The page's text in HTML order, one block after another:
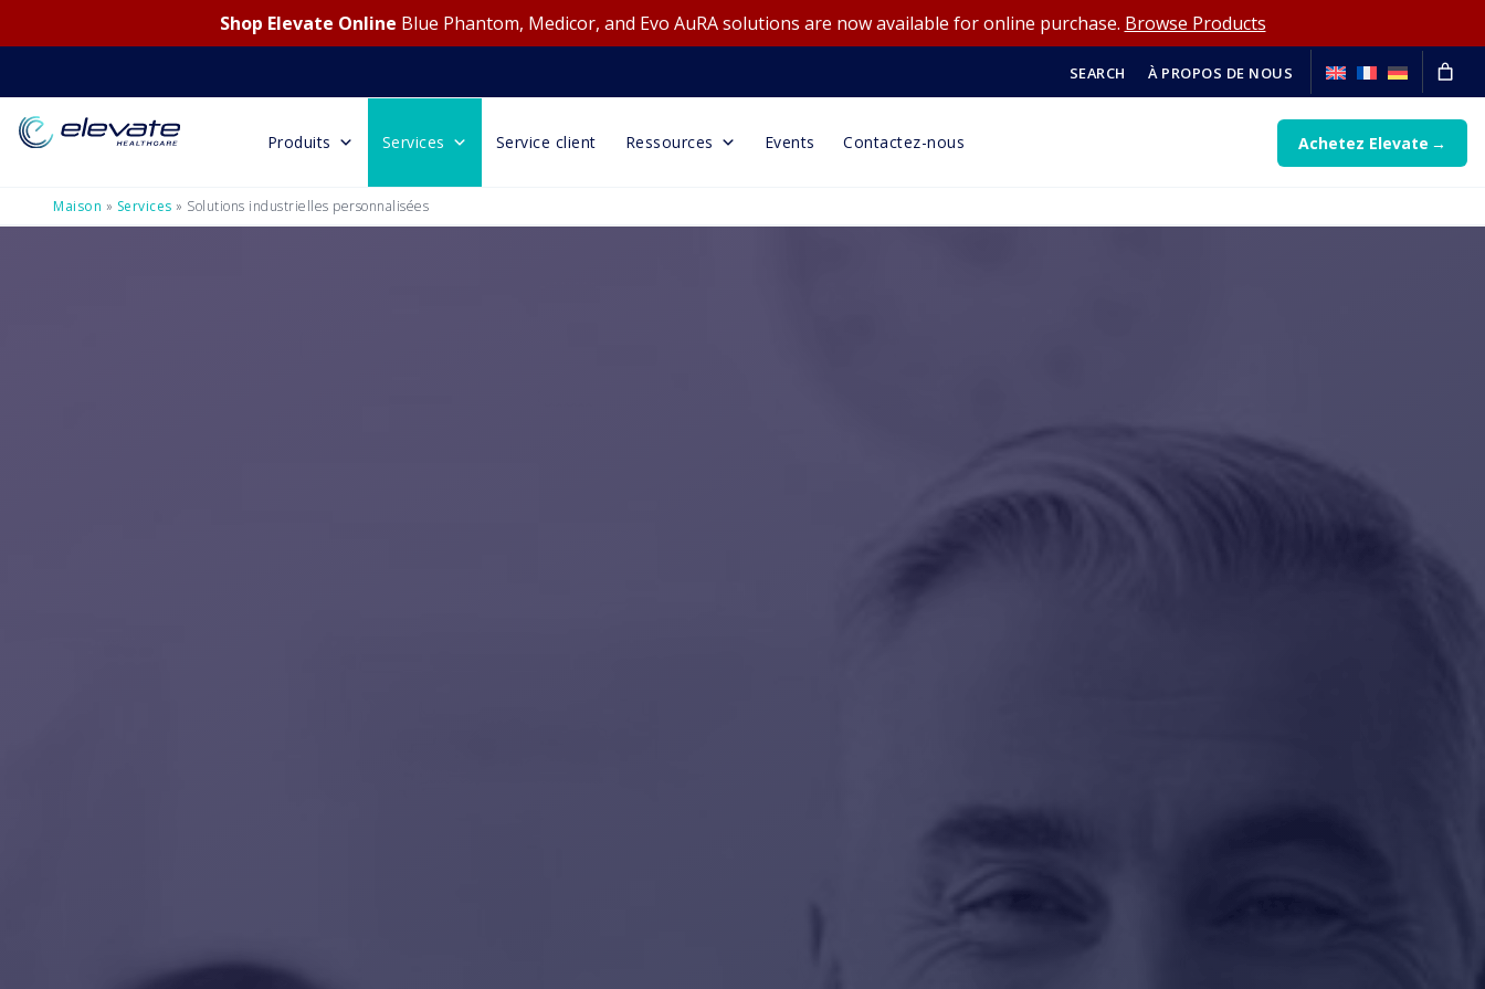
Shop Elevate Online Blue Phantom, Medicor, and Evo AuRA solutions are now available for online purchase. Browse Products
SEARCH À PROPOS DE NOUS
Produits Services Service client Ressources Events Contactez-nous Achetez Elevate
Maison » Services » Solutions industrielles personnalisées